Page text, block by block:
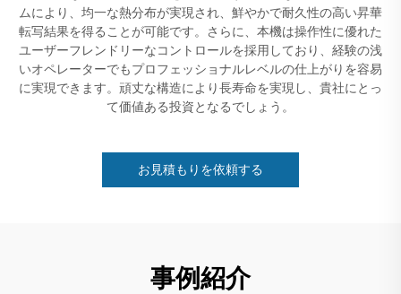
ムにより、均一な熱分布が実現され、鮮やかで耐久性の高い昇華
転写結果を得ることが可能です。さらに、本機は操作性に優れた
ユーザーフレンドリーなコントロールを採用しており、経験の浅
いオペレーターでもプロフェッショナルレベルの仕上がりを容易
に実現できます。頑丈な構造により長寿命を実現し、貴社にとっ
て価値ある投資となるでしょう。
お見積もりを依頼する
事例紹介